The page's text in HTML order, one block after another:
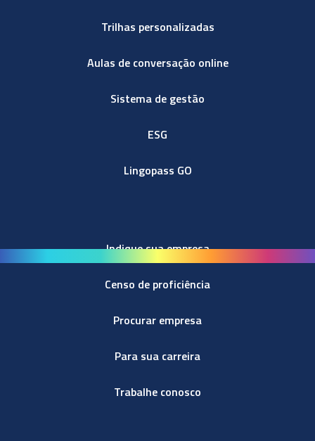
Trilhas personalizadas
Aulas de conversação online
Sistema de gestão
ESG
Lingopass GO
Indique sua empresa
Censo de proficiência
Procurar empresa
Para sua carreira
Trabalhe conosco